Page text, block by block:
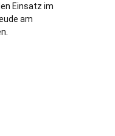
Einsatz im
am